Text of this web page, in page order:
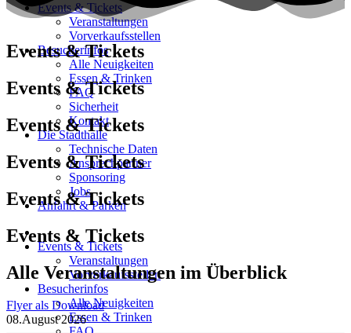
Events & Tickets
Veranstaltungen
Vorverkaufsstellen
Besucherinfos
Alle Neuigkeiten
Essen & Trinken
FAQ
Sicherheit
Kontakt
Die Stadthalle
Technische Daten
Ansprechpartner
Sponsoring
Jobs
Anfahrt & Parken
Events & Tickets
Veranstaltungen
Vorverkaufsstellen
Besucherinfos
Alle Neuigkeiten
Essen & Trinken
Events & Tickets
Events & Tickets
Events & Tickets
Events & Tickets
Events & Tickets
Events & Tickets
Alle Veranstaltungen im Überblick
Flyer als Download
08.August 2026